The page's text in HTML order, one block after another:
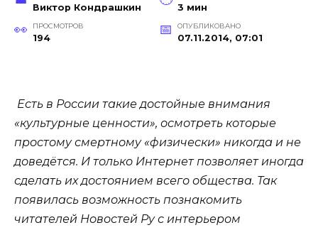
Виктор Кондрашкин 3 мин
ПРОСМОТРОВ
194
ОПУБЛИКОВАНО
07.11.2014, 07:01
Есть в России такие достойные внимания
«культурные ценности», осмотреть которые
простому смертному «физически» никогда и не
доведётся. И только Интернет позволяет иногда
сделать их достоянием всего общества. Так
появилась возможность познакомить
читателей Новостей Ру с интерьером